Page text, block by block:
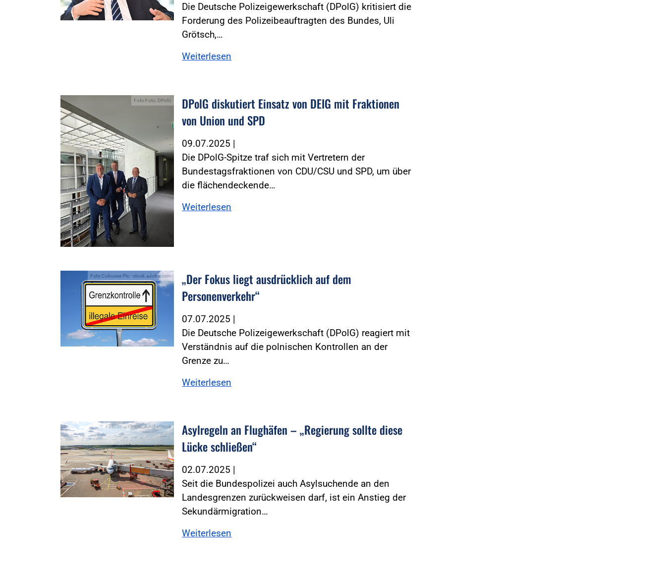
Die Deutsche Polizeigewerkschaft (DPolG) kritisiert die
Forderung des Polizeibeauftragten des Bundes, Uli
Grötsch,…
Weiterlesen
Foto:Foto: DPolG
DPolG diskutiert Einsatz von DEIG mit Fraktionen
von Union und SPD
09.07.2025 |
Die DPolG-Spitze traf sich mit Vertretern der
Bundestagsfraktionen von CDU/CSU und SPD, um über
die flächendeckende…
Weiterlesen
Foto:Coloures-Pic - stock.adobe.com
„Der Fokus liegt ausdrücklich auf dem
Personenverkehr“
07.07.2025 |
Die Deutsche Polizeigewerkschaft (DPolG) reagiert mit
Verständnis auf die polnischen Kontrollen an der
Grenze zu…
Weiterlesen
Foto:Sina Ettmer_AdobeStock
Asylregeln an Flughäfen – „Regierung sollte diese
Lücke schließen“
02.07.2025 |
Seit die Bundespolizei auch Asylsuchende an den
Landesgrenzen zurückweisen darf, ist ein Anstieg der
Sekundärmigration…
Weiterlesen